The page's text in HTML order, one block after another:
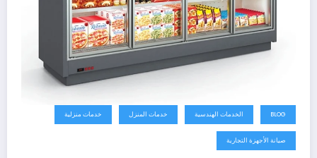
BLOG الخدمات الهندسية خدمات المنزل خدمات منزلية
صيانة الأجهزة التجارية